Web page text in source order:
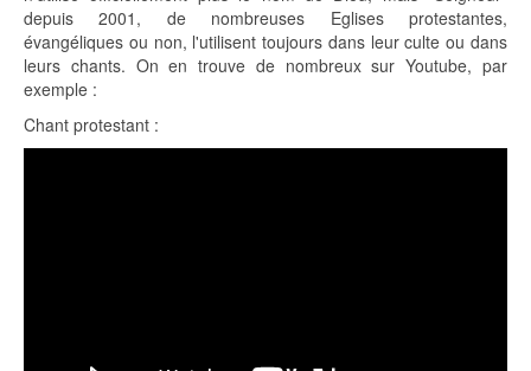
depuis 2001, de nombreuses Eglises protestantes,
évangéliques ou non, l'utilisent toujours dans leur culte ou dans
leurs chants. On en trouve de nombreux sur Youtube, par
exemple :
Chant protestant :